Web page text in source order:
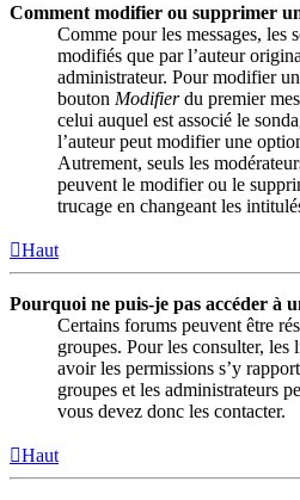
Comment modifier ou supprimer
Comme pour les messages, les
modifiés que par l’auteur
administrateur. Pour modifier
bouton Modifierdu premier
celui auquel est associé le
l’auteur peut modifier une
Autrement, seuls les
peuvent le modifier ou le
trucage en changeant les
Haut
Pourquoi ne puis-je pas accéder à
Certains forums peuvent être
groupes. Pour les consulter,
avoir les permissions s’y
groupes et les administrateurs
vous devez donc les contacter.
Haut